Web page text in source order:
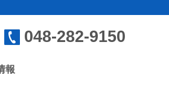
048-282-9150
報